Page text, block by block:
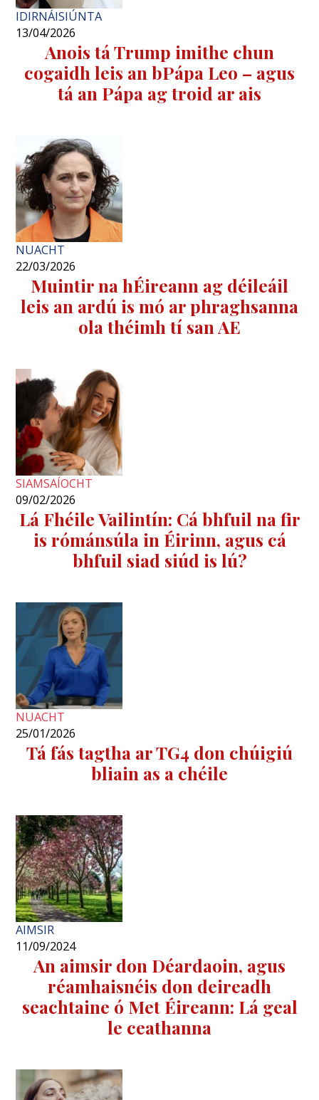
IDIRNÁISIÚNTA
13/04/2026
Anois tá Trump imithe chun
cogaidh leis an bPápa Leo – agus
tá an Pápa ag troid ar ais
NUACHT
22/03/2026
Muintir na hÉireann ag déileáil
leis an ardú is mó ar phraghsanna
ola théimh tí san AE
SIAMSAÍOCHT
09/02/2026
Lá Fhéile Vailintín: Cá bhfuil na fir
is rómánsúla in Éirinn, agus cá
bhfuil siad siúd is lú?
NUACHT
25/01/2026
Tá fás tagtha ar TG4 don chúigiú
bliain as a chéile
AIMSIR
11/09/2024
An aimsir don Déardaoin, agus
réamhaisnéis don deireadh
seachtaine ó Met Éireann: Lá geal
le ceathanna